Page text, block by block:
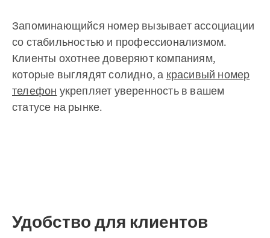
Запоминающийся номер вызывает ассоциации
со стабильностью и профессионализмом.
Клиенты охотнее доверяют компаниям,
которые выглядят солидно, а красивый номер
телефон укрепляет уверенность в вашем
статусе на рынке.
Удобство для клиентов